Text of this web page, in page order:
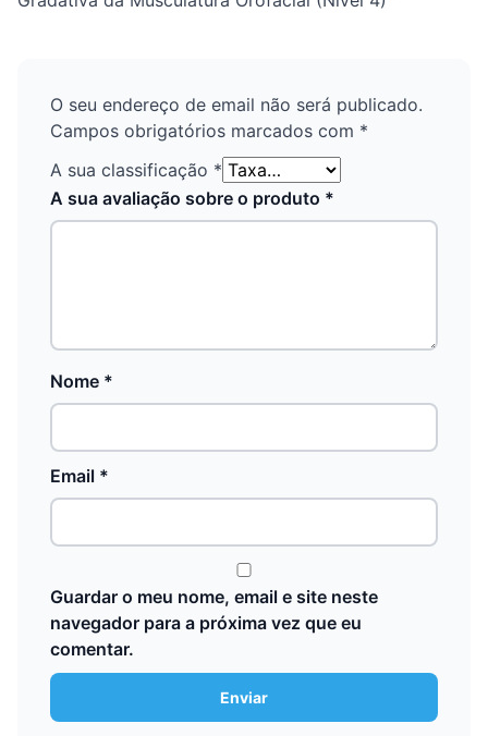
O seu endereço de email não será publicado.
Campos obrigatórios marcados com *
A sua classificação *
A sua avaliação sobre o produto *
Nome *
Email *
Guardar o meu nome, email e site neste
navegador para a próxima vez que eu
comentar.